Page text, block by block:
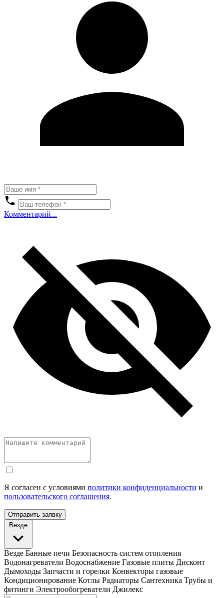
Комментарий...
Я согласен с условиями политики конфиденциальности и
пользовательского соглашения.
Отправить заявку
Везде
Везде Банные печи Безопасность систем отопления
Водонагреватели Водоснабжение Газовые плиты Дисконт
Дымоходы Запчасти и горелки Конвекторы газовые
Кондиционирование Котлы Радиаторы Сантехника Трубы и
фитинги Электрообогреватели Джилекс